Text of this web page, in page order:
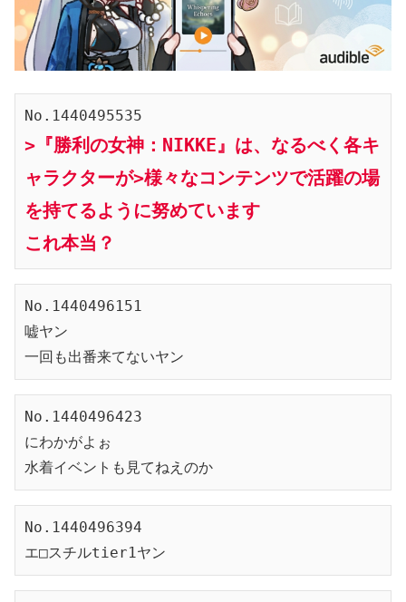
No.1440495535
>『勝利の女神：NIKKE』は、なるべく各キ
ャラクターが>様々なコンテンツで活躍の場
を持てるように努めています
これ本当？
No.1440496151
嘘ヤン
一回も出番来てないヤン
No.1440496423
にわかがよぉ
水着イベントも見てねえのか
No.1440496394
エ□スチルtier1ヤン